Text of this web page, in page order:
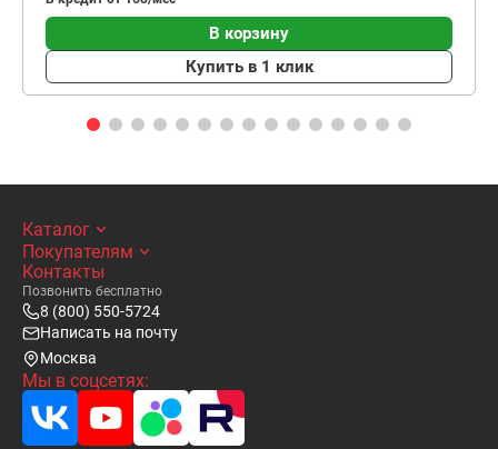
В корзину
Купить в 1 клик
Каталог
Покупателям
Контакты
Позвонить бесплатно
8 (800) 550-5724
Написать на почту
Москва
Мы в соцсетях: